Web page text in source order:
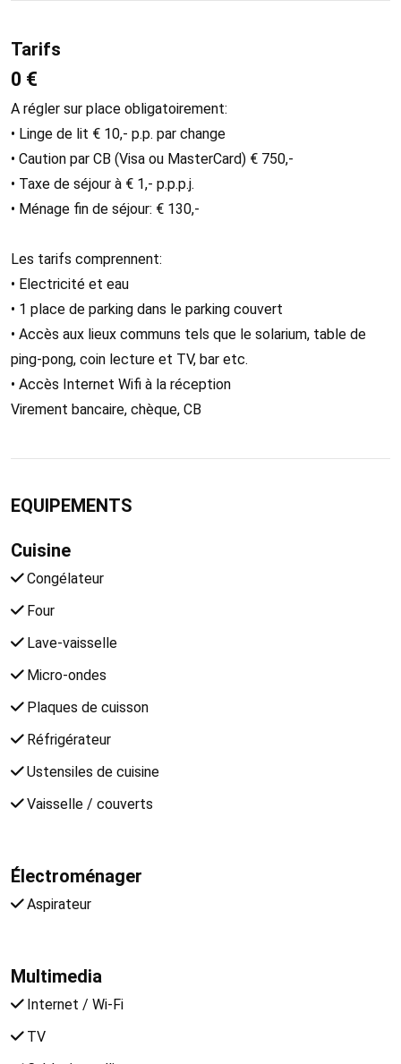
Tarifs
0 €
A régler sur place obligatoirement:
• Linge de lit € 10,- p.p. par change
• Caution par CB (Visa ou MasterCard) € 750,-
• Taxe de séjour à € 1,- p.p.p.j.
• Ménage fin de séjour: € 130,-
Les tarifs comprennent:
• Electricité et eau
• 1 place de parking dans le parking couvert
• Accès aux lieux communs tels que le solarium, table de
ping-pong, coin lecture et TV, bar etc.
• Accès Internet Wifi à la réception
Virement bancaire, chèque, CB
EQUIPEMENTS
Cuisine
Congélateur
Four
Lave-vaisselle
Micro-ondes
Plaques de cuisson
Réfrigérateur
Ustensiles de cuisine
Vaisselle / couverts
Électroménager
Aspirateur
Multimedia
Internet / Wi-Fi
TV